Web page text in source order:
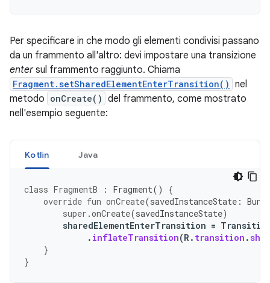
Per specificare in che modo gli elementi condivisi passano
da un frammento all'altro: devi impostare una transizione
entersul frammento raggiunto. Chiama
Fragment.setSharedElementEnterTransition() nel
metodo onCreate() del frammento, come mostrato
nell'esempio seguente:
Kotlin Java
class FragmentB : Fragment()
{
override fun onCreate(savedInstanceState :
super .onCreate(savedInstanceState)
sharedElementEnterTransition =
. inflateTransition(R. transition .
}
}